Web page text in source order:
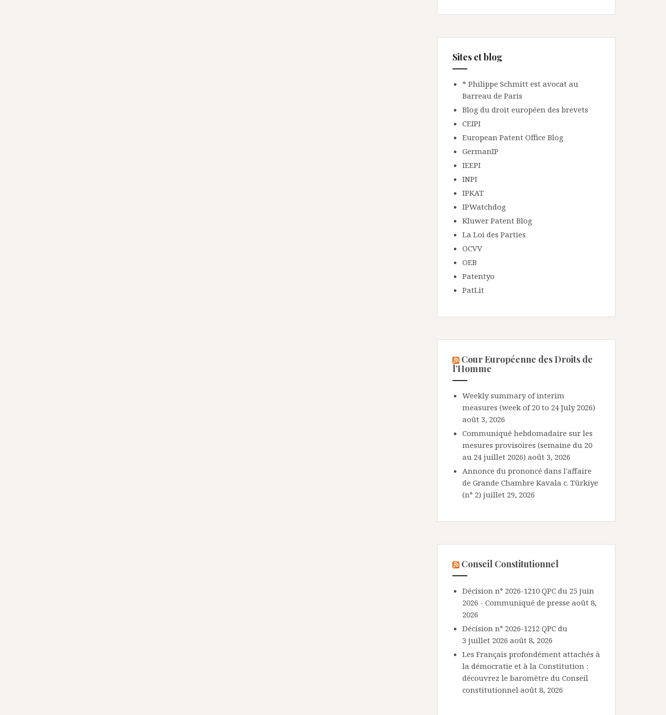
Sites et blog
* Philippe Schmitt est avocat au
Barreau de Paris
Blog du droit européen des brevets
CEIPI
European Patent Office Blog
GermanIP
IEEPI
INPI
IPKAT
IPWatchdog
Kluwer Patent Blog
La Loi des Parties
OCVV
OEB
Patentyo
PatLit
Cour Européenne des Droits de
l’Homme
Weekly summary of interim
measures (week of 20 to 24 July 2026)
août 3, 2026
Communiqué hebdomadaire sur les
mesures provisoires (semaine du 20
au 24 juillet 2026) août 3, 2026
Annonce du prononcé dans l'affaire
de Grande Chambre Kavala c. Türkiye
(n° 2) juillet 29, 2026
Conseil Constitutionnel
Décision n° 2026-1210 QPC du 25 juin
2026 - Communiqué de presse août 8,
2026
Décision n° 2026-1212 QPC du
3 juillet 2026 août 8, 2026
Les Français profondément attachés à
la démocratie et à la Constitution :
découvrez le baromètre du Conseil
constitutionnel août 8, 2026